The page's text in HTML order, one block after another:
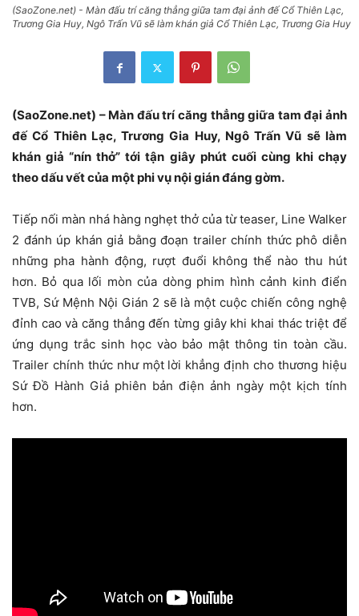
(SaoZone.net) - Màn đấu trí căng thẳng giữa tam đại ảnh đế Cổ Thiên Lạc,
Trương Gia Huy, Ngô Trấn Vũ sẽ làm khán giả Cổ Thiên Lạc, Trương Gia Huy
(SaoZone.net) – Màn đấu trí căng thẳng giữa tam đại ảnh
đế Cổ Thiên Lạc, Trương Gia Huy, Ngô Trấn Vũ sẽ làm
khán giả “nín thở” tới tận giây phút cuối cùng khi chạy
theo dấu vết của một phi vụ nội gián đáng gờm.
Tiếp nối màn nhá hàng nghẹt thở của từ teaser, Line Walker
2 đánh úp khán giả bằng đoạn trailer chính thức phô diễn
những pha hành động, rượt đuổi không thể nào thu hút
hơn. Bỏ qua lối mòn của dòng phim hình cảnh kinh điển
TVB, Sứ Mệnh Nội Gián 2 sẽ là một cuộc chiến công nghệ
đỉnh cao và căng thẳng đến từng giây khi khai thác triệt để
ứng dụng trắc sinh học vào bảo mật thông tin toàn cầu.
Trailer chính thức như một lời khẳng định cho thương hiệu
Sứ Đồ Hành Giả phiên bản điện ảnh ngày một kịch tính
hơn.